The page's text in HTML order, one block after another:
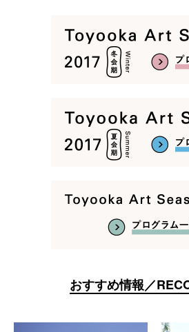
おすすめ情報／